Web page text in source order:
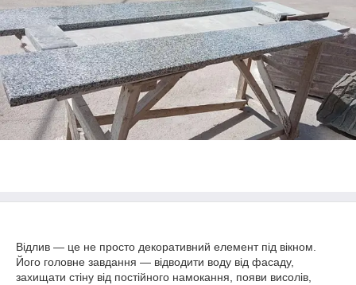
Відлив — це не просто декоративний елемент під вікном.
Його головне завдання — відводити воду від фасаду,
захищати стіну від постійного намокання, появи висолів,